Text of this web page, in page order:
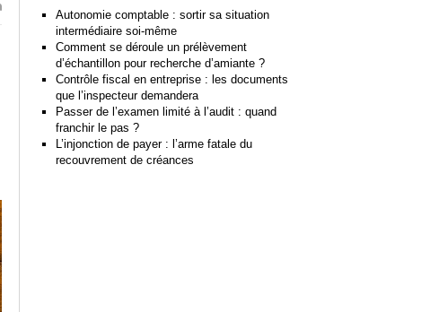
Autonomie comptable : sortir sa situation
intermédiaire soi-même
Comment se déroule un prélèvement
d’échantillon pour recherche d’amiante ?
Contrôle fiscal en entreprise : les documents
que l’inspecteur demandera
Passer de l’examen limité à l’audit : quand
franchir le pas ?
L’injonction de payer : l’arme fatale du
recouvrement de créances